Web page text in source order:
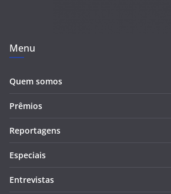
Menu
Quem somos
Prêmios
Reportagens
Especiais
Entrevistas